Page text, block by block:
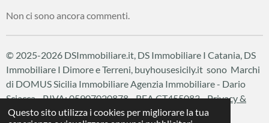
Questo sito utilizza i cookies per migliorare la tua
Non ci sono ancora commenti.
© 2025-2026 DSImmobiliare.it, DS Immobiliare I Catania, DS
Immobiliare I Dimore e Terreni, buyhousesicily.it sono Marchi
di DOMUS Sicilia ImmobiliareAgenzia Immobiliare - Dario
Sciacca - P.IVA: 05907020878 - REA CT455083 -Privacy &
Cookie Policy